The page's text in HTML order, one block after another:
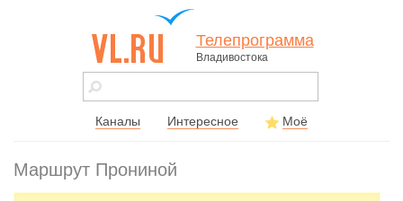
vl.ru - сайт
города
Телепрограмма
Владивостока
Каналы Интересное Моё
Маршрут Прониной